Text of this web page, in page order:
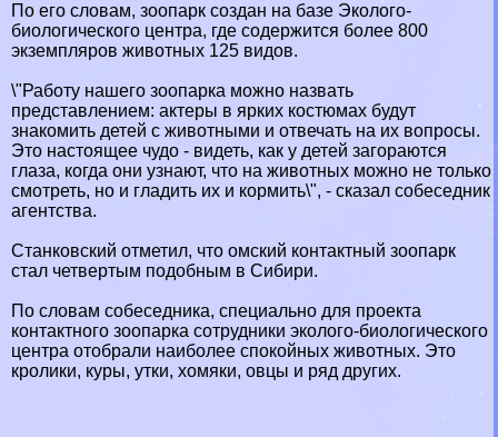
По его словам, зоопарк создан на базе Эколого-
биологического центра, где содержится более 800
экземпляров животных 125 видов.
\"Работу нашего зоопарка можно назвать
представлением: актеры в ярких костюмах будут
знакомить детей с животными и отвечать на их вопросы.
Это настоящее чудо - видеть, как у детей загораются
глаза, когда они узнают, что на животных можно не только
смотреть, но и гладить их и кормить\", - сказал собеседник
агентства.
Станковский отметил, что омский контактный зоопарк
стал четвертым подобным в Сибири.
По словам собеседника, специально для проекта
контактного зоопарка сотрудники эколого-биологического
центра отобрали наиболее спокойных животных. Это
кролики, куры, утки, хомяки, овцы и ряд других.